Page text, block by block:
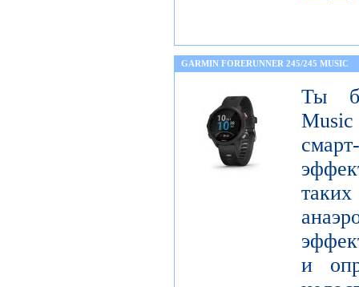
GARMIN FORERUNNER 245/245 MUSIC
Ты
Music
и